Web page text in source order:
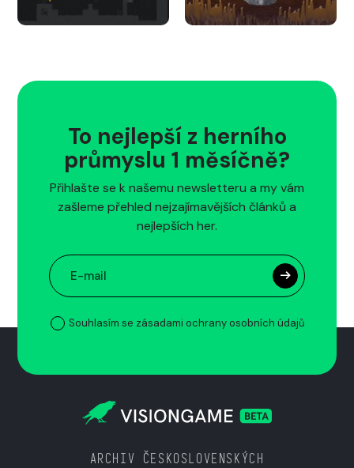
To nejlepší z herního
průmyslu 1 měsíčně?
Přihlašte se k našemu newsletteru a my vám
zašleme přehled nejzajímavějších článků a
nejlepších her.
Souhlasím se zásadami ochrany osobních údajů
ARCHIV ČESKOSLOVENSKÝCH